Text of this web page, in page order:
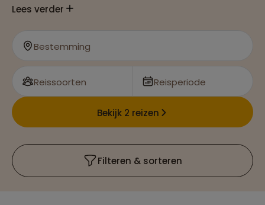
Lees verder
Bestemming
Reissoorten Reisperiode
Bekijk 2 reizen
Filteren & sorteren